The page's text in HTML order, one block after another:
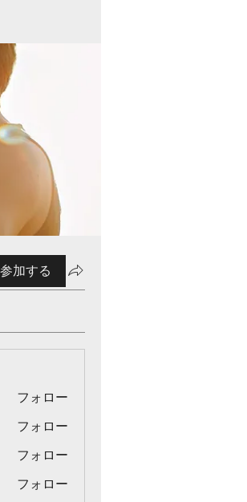
参加する
フォロー
フォロー
フォロー
フォロー